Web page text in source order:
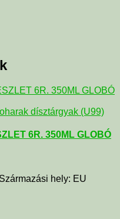
dísztárgyak (U99)
6R. 350ML GLOBÓ
hely: EU